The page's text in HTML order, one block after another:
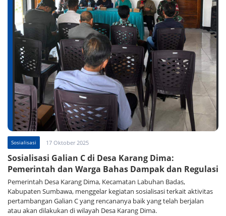
Sosialisasi 17 Oktober 2025
Sosialisasi Galian C di Desa Karang Dima:
Pemerintah dan Warga Bahas Dampak dan Regulasi
Pemerintah Desa Karang Dima, Kecamatan Labuhan Badas,
Kabupaten Sumbawa, menggelar kegiatan sosialisasi terkait aktivitas
pertambangan Galian C yang rencananya baik yang telah berjalan
atau akan dilakukan di wilayah Desa Karang Dima.